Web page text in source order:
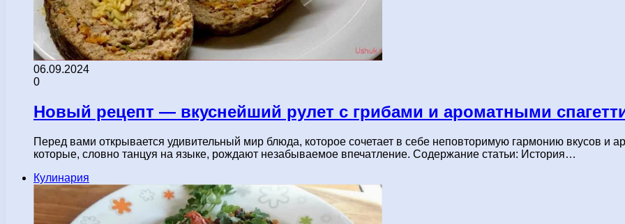
06.09.2024
0
Новый рецепт — вкуснейший рулет с грибами и ароматными
Перед вами открывается удивительный мир блюда, которое сочетает в себе неповторимую гармонию вкусов и
которые, словно танцуя на языке, рождают незабываемое впечатление. Содержание статьи: История…
Кулинария